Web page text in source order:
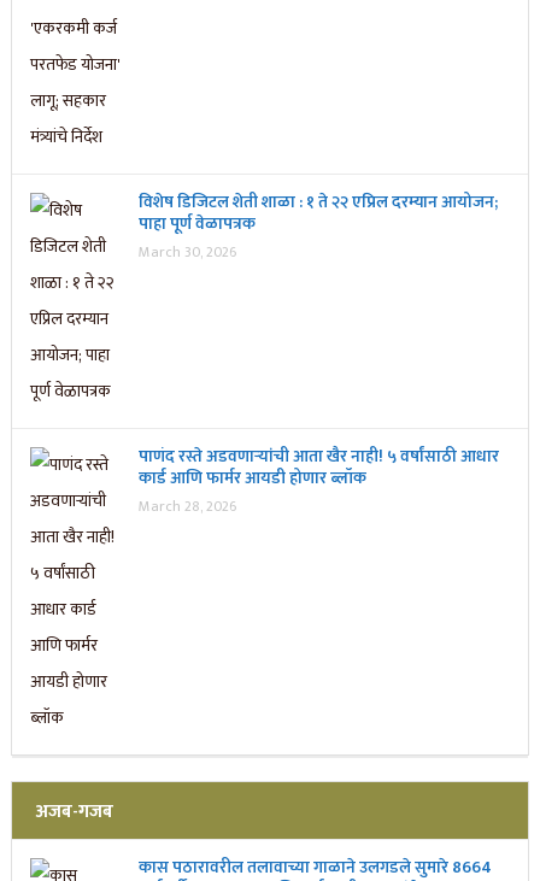
विशेष डिजिटल शेती शाळा : १ ते २२ एप्रिल दरम्यान आयोजन;
पाहा पूर्ण वेळापत्रक
March 30, 2026
पाणंद रस्ते अडवणाऱ्यांची आता खैर नाही! ५ वर्षांसाठी आधार
कार्ड आणि फार्मर आयडी होणार ब्लॉक
March 28, 2026
अजब-गजब
कास पठारावरील तलावाच्या गाळाने उलगडले सुमारे 8664